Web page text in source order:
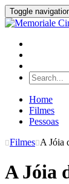
Toggle
Home
Filmes
Pessoas
Filmes A Jóia
A Jóia